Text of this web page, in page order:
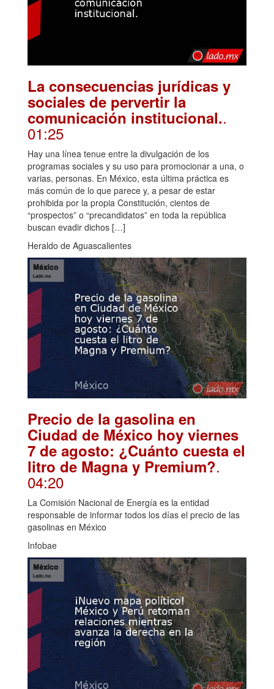
La consecuencias jurídicas y
sociales de pervertir la
comunicación institucional..
01:25
Hay una línea tenue entre la divulgación de los
programas sociales y su uso para promocionar a una, o
varias, personas. En México, esta última práctica es
más común de lo que parece y, a pesar de estar
prohibida por la propia Constitución, cientos de
“prospectos” o “precandidatos” en toda la república
buscan evadir dichos […]
Heraldo de Aguascalientes
Precio de la gasolina en
Ciudad de México hoy viernes
7 de agosto: ¿Cuánto cuesta el
litro de Magna y Premium?.
04:20
La Comisión Nacional de Energía es la entidad
responsable de informar todos los días el precio de las
gasolinas en México
Infobae